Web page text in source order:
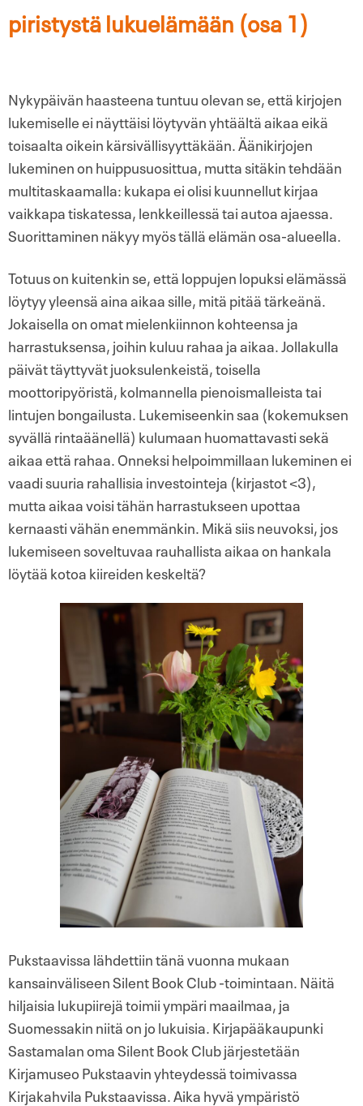
piristystä lukuelämään (osa 1)
Nykypäivän haasteena tuntuu olevan se, että kirjojen
lukemiselle ei näyttäisi löytyvän yhtäältä aikaa eikä
toisaalta oikein kärsivällisyyttäkään. Äänikirjojen
lukeminen on huippusuosittua, mutta sitäkin tehdään
multitaskaamalla: kukapa ei olisi kuunnellut kirjaa
vaikkapa tiskatessa, lenkkeillessä tai autoa ajaessa.
Suorittaminen näkyy myös tällä elämän osa-alueella.
Totuus on kuitenkin se, että loppujen lopuksi elämässä
löytyy yleensä aina aikaa sille, mitä pitää tärkeänä.
Jokaisella on omat mielenkiinnon kohteensa ja
harrastuksensa, joihin kuluu rahaa ja aikaa. Jollakulla
päivät täyttyvät juoksulenkeistä, toisella
moottoripyöristä, kolmannella pienoismalleista tai
lintujen bongailusta. Lukemiseenkin saa (kokemuksen
syvällä rintaäänellä) kulumaan huomattavasti sekä
aikaa että rahaa. Onneksi helpoimmillaan lukeminen ei
vaadi suuria rahallisia investointeja (kirjastot <3),
mutta aikaa voisi tähän harrastukseen upottaa
kernaasti vähän enemmänkin. Mikä siis neuvoksi, jos
lukemiseen soveltuvaa rauhallista aikaa on hankala
löytää kotoa kiireiden keskeltä?
Pukstaavissa lähdettiin tänä vuonna mukaan
kansainväliseen Silent Book Club -toimintaan. Näitä
hiljaisia lukupiirejä toimii ympäri maailmaa, ja
Suomessakin niitä on jo lukuisia. Kirjapääkaupunki
Sastamalan oma Silent Book Club järjestetään
Kirjamuseo Pukstaavin yhteydessä toimivassa
Kirjakahvila Pukstaavissa. Aika hyvä ympäristö